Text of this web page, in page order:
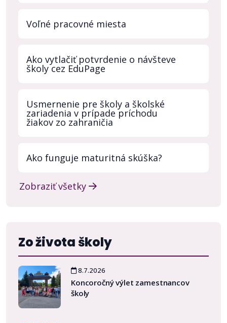
Voľné pracovné miesta
Ako vytlačiť potvrdenie o návšteve
školy cez EduPage
Usmernenie pre školy a školské
zariadenia v prípade príchodu
žiakov zo zahraničia
Ako funguje maturitná skúška?
Zobraziť všetky
Zo života školy
8.7.2026
Koncoročný výlet zamestnancov
školy